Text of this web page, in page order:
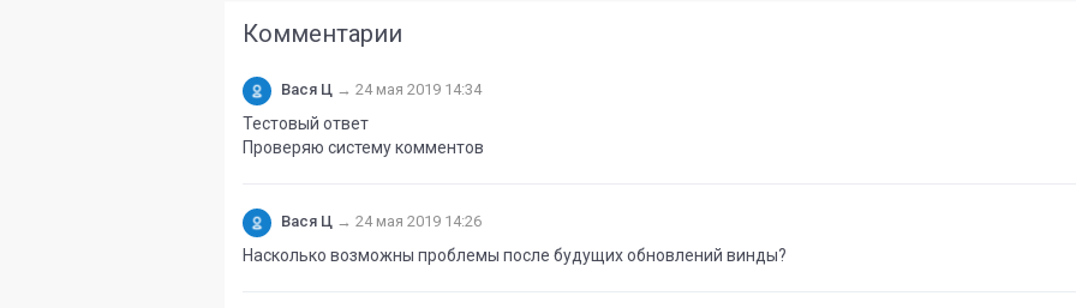
Комментарии
Вася Ц → 24 мая 2019 14:34
Тестовый ответ
Проверяю систему комментов
Вася Ц → 24 мая 2019 14:26
Насколько возможны проблемы после будущих обновлений винды?